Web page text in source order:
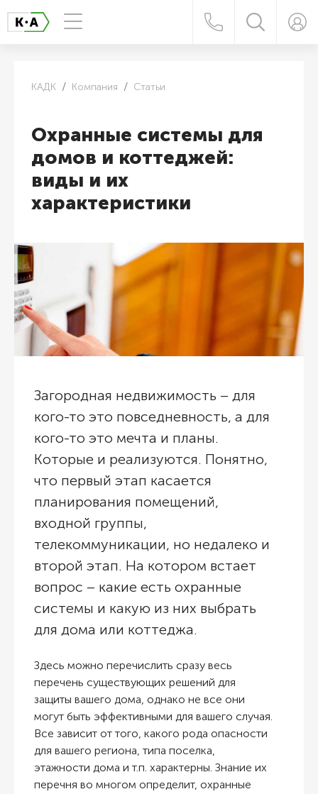
КАДК Компания Статьи
Охранные системы для
домов и коттеджей:
виды и их
характеристики
Загородная недвижимость – для
кого-то это повседневность, а для
кого-то это мечта и планы.
Которые и реализуются. Понятно,
что первый этап касается
планирования помещений,
входной группы,
телекоммуникации, но недалеко и
второй этап. На котором встает
вопрос – какие есть охранные
системы и какую из них выбрать
для дома или коттеджа.
Здесь можно перечислить сразу весь
перечень существующих решений для
защиты вашего дома, однако не все они
могут быть эффективными для вашего случая.
Все зависит от того, какого рода опасности
для вашего региона, типа поселка,
этажности дома и т.п. характерны. Знание их
перечня во многом определит, охранные